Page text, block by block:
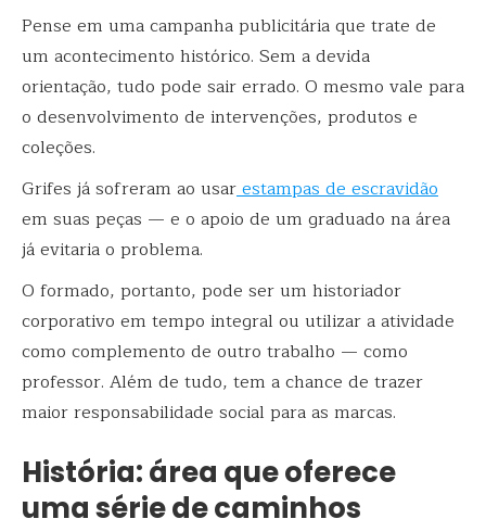
Pense em uma campanha publicitária que trate de
um acontecimento histórico. Sem a devida
orientação, tudo pode sair errado. O mesmo vale para
o desenvolvimento de intervenções, produtos e
coleções.
Grifes já sofreram ao usarestampas de escravidão
em suas peças — e o apoio de um graduado na área
já evitaria o problema.
O formado, portanto, pode ser um historiador
corporativo em tempo integral ou utilizar a atividade
como complemento de outro trabalho — como
professor. Além de tudo, tem a chance de trazer
maior responsabilidade social para as marcas.
História: área que oferece
uma série de caminhos